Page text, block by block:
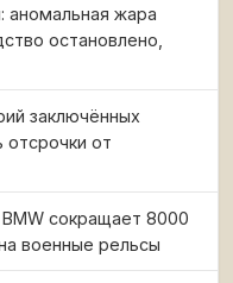
аномальная жара
остановлено,
заключённых
отсрочки от
BMW сокращает 8000
военные рельсы